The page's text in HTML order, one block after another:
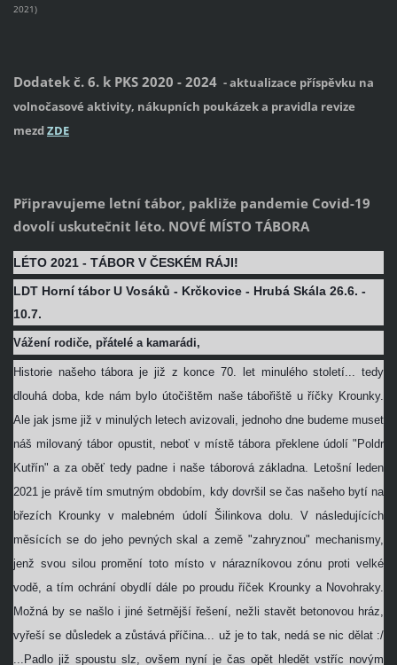
2021)
Dodatek č. 6. k PKS 2020 - 2024 - aktualizace příspěvku na
volnočasové aktivity, nákupních poukázek a pravidla revize
mezdZDE
Připravujeme letní tábor, pakliže pandemie Covid-19
dovolí uskutečnit léto. NOVÉ MÍSTO TÁBORA
LÉTO 2021 - TÁBOR V ČESKÉM RÁJI!
LDT Horní tábor U Vosáků - Krčkovice - Hrubá Skála 26.6. -
10.7.
Vážení rodiče, přátelé a kamarádi,
Historie našeho tábora je již z konce 70. let minulého století... tedy
dlouhá doba, kde nám bylo útočištěm naše tábořiště u říčky Krounky.
Ale jak jsme již v minulých letech avizovali, jednoho dne budeme muset
náš milovaný tábor opustit, neboť v místě tábora překlene údolí "Poldr
Kutřín" a za oběť tedy padne i naše táborová základna. Letošní leden
2021 je právě tím smutným obdobím, kdy dovršil se čas našeho bytí na
březích Krounky v malebném údolí Šilinkova dolu. V následujících
měsících se do jeho pevných skal a země "zahryznou" mechanismy,
jenž svou silou promění toto místo v nárazníkovou zónu proti velké
vodě, a tím ochrání obydlí dále po proudu říček Krounky a Novohraky.
Možná by se našlo i jiné šetrnější řešení, nežli stavět betonovou hráz,
vyřeší se důsledek a zůstává příčina... už je to tak, nedá se nic dělat :/
...Padlo již spoustu slz, ovšem nyní je čas opět hledět vstříc novým